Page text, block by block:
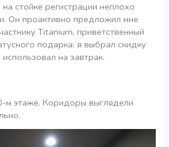
стойке регистрации неплохо
Он проактивно предложил мне
Titanium, приветственный
подарка: я выбрал скидку
на завтрак.
этаже. Коридоры выглядели